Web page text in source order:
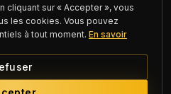
cliquant sur « Accepter », vous
les cookies. Vous pouvez
à tout moment. En savoir